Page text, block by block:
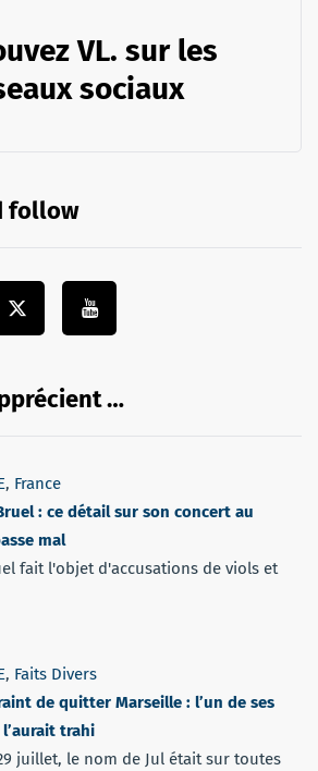
VL. sur les
sociaux
follow
…
, France
: ce détail sur son concert au
mal
fait l'objet d'accusations de viols et
, Faits Divers
de quitter Marseille : l’un de ses
trahi
juillet, le nom de Jul était sur toutes